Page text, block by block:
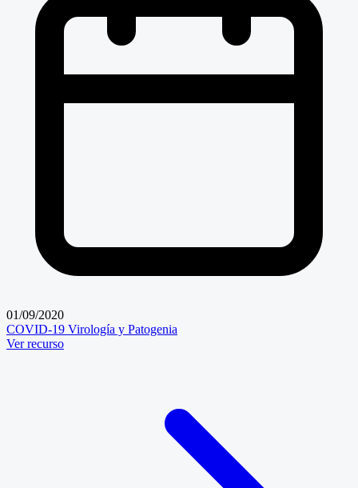
01/09/2020
COVID-19 Virología y Patogenia
Ver recurso